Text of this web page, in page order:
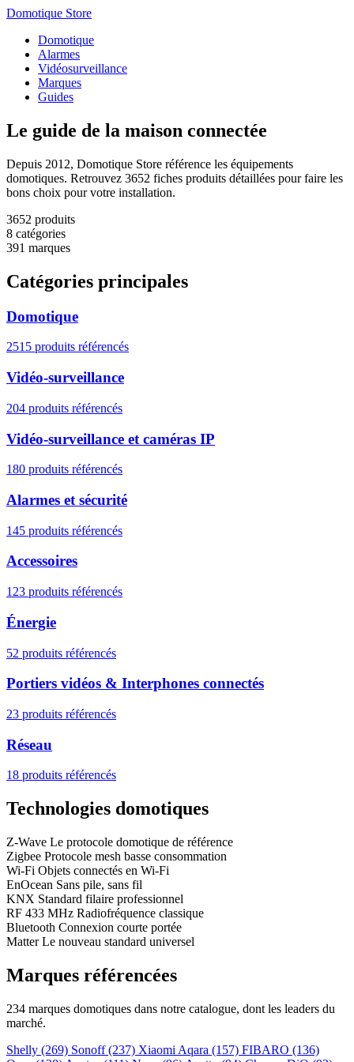
Domotique Store
Domotique
Alarmes
Vidéosurveillance
Marques
Guides
Le guide de la maison connectée
Depuis 2012, Domotique Store référence les équipements
domotiques. Retrouvez 3652 fiches produits détaillées pour faire les
bons choix pour votre installation.
3652 produits
8 catégories
391 marques
Catégories principales
Domotique
2515 produits référencés
Vidéo-surveillance
204 produits référencés
Vidéo-surveillance et caméras IP
180 produits référencés
Alarmes et sécurité
145 produits référencés
Accessoires
123 produits référencés
Énergie
52 produits référencés
Portiers vidéos & Interphones connectés
23 produits référencés
Réseau
18 produits référencés
Technologies domotiques
Z-Wave Le protocole domotique de référence
Zigbee Protocole mesh basse consommation
Wi-Fi Objets connectés en Wi-Fi
EnOcean Sans pile, sans fil
KNX Standard filaire professionnel
RF 433 MHz Radiofréquence classique
Bluetooth Connexion courte portée
Matter Le nouveau standard universel
Marques référencées
234 marques domotiques dans notre catalogue, dont les leaders du
marché.
Shelly (269) Sonoff(237) Xiaomi Aqara (157) FIBARO (136)